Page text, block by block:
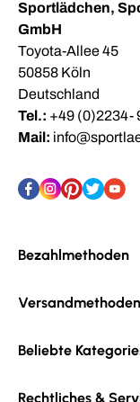
Sportlädchen,
GmbH
Toyota-Allee 45
50858 Köln
Deutschland
Tel.: +49 (0)2234-
Mail:
Bezahlmethoden
Versandmethoden
Beliebte
Rechtliches &